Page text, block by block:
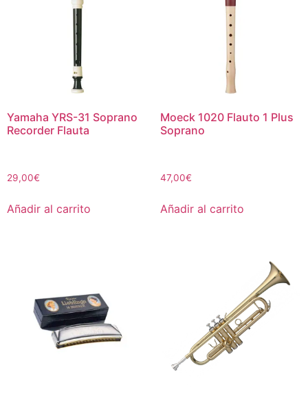
Yamaha YRS-31 Soprano
Recorder Flauta
29,00€
Añadir al carrito
Moeck 1020 Flauto 1 Plus
Soprano
47,00€
Añadir al carrito